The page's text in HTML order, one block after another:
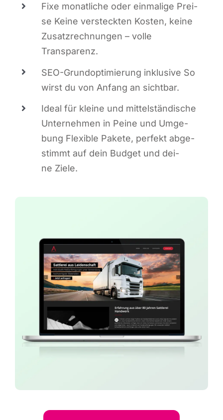
Fixe monat­li­che oder ein­ma­li­ge Prei­
se Kei­ne ver­steck­ten Kos­ten, kei­ne
Zusatz­rech­nun­gen – vol­le
Transparenz.
SEO-Grund­op­ti­mie­rung inklu­si­ve So
wirst du von Anfang an sichtbar.
Ide­al für klei­ne und mit­tel­stän­di­sche
Unter­neh­men in Pei­ne und Umge­
bung Fle­xi­ble Pake­te, per­fekt abge­
stimmt auf dein Bud­get und dei­
ne Ziele.